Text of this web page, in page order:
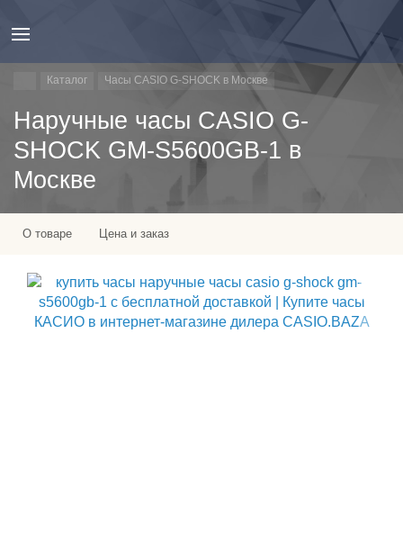
Каталог Часы CASIO G-SHOCK в Москве
Наручные часы CASIO G-
SHOCK GM-S5600GB-1 в
Москве
О товаре Цена и заказ